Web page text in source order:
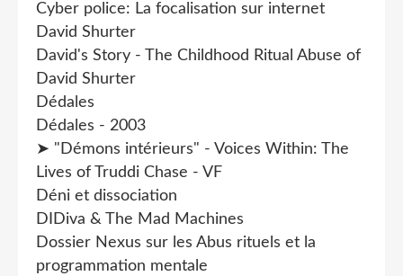
Cyber police: La focalisation sur internet
David Shurter
David's Story - The Childhood Ritual Abuse of
David Shurter
Dédales
Dédales - 2003
➤ "Démons intérieurs" - Voices Within: The
Lives of Truddi Chase - VF
Déni et dissociation
DIDiva & The Mad Machines
Dossier Nexus sur les Abus rituels et la
programmation mentale